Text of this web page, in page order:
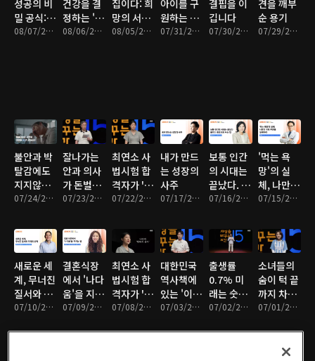
성공의 비
밀 공식: If,
Then, 08/07/2026 • 17분
건강을 결
정하는 '이
것'의 나이
08/06/2026 • 17분
집이다: 희
망의 서사
다시 쓰기
08/05/2026 • 16분
아이를 구
원하는 어
른의 기술
07/31/2026 • 16분
결핍을 이
깁니다
07/30/2026 • 17분
견을 깨부
순 용기
07/29/2026 • 16분
불안과 박
탈감에도
지지않는
마음 관리
07/24/2026 • 17분
잘나가는
안과 의사
가 돈벌이
대신 선택
07/23/2026 • 16분
최연소 사
법시험 합
격자가 '1
등'을 그만
07/22/2026 • 16분
내가 만드
는 성장의
사주
07/17/2026 • 16분
보통 인간
의 시대는
끝났다. 플
러스 휴먼
07/16/2026 • 15분
'먹는 욕
망'의 실
체, 나만의
식탁 주권
07/15/2026 • 17분
새로운 세
계, 무너진
질서와 우
리의 선택
07/10/2026 • 16분
결혼식장
에서 '나다
움'을 지키
는 방법 07/09/2026 • 17분
최연소 사
법시험 합
격자가 '1
등'을 그만
07/08/2026 • 16분
대한민국
역사책에
있는 '이상
한 빈칸'!?
07/03/2026 • 17분
출생률
0.7% 미
래는 숫자
가 아닌 풍
다
07/02/2026 • 16분
소녀들의
숨이 턱 끝
까지 차오
르도록 달
이유
07/01/2026 • 16분